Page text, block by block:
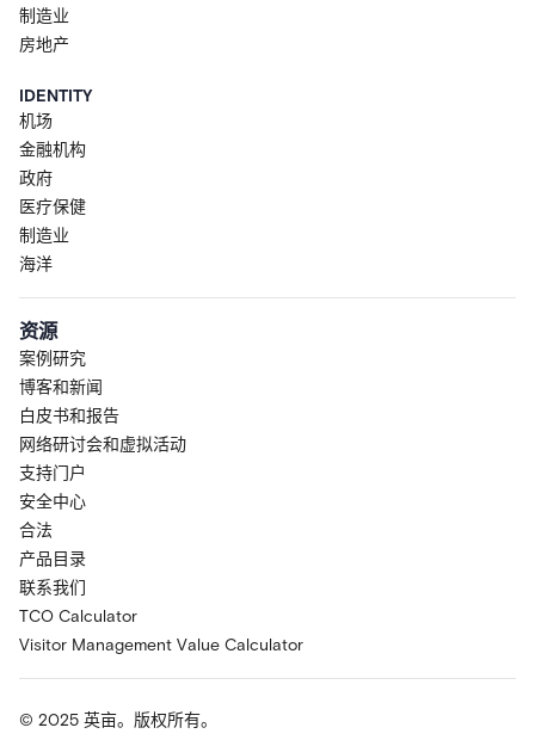
制造业
房地产
IDENTITY
机场
金融机构
政府
医疗保健
制造业
海洋
资源
案例研究
博客和新闻
白皮书和报告
网络研讨会和虚拟活动
支持门户
安全中心
合法
产品目录
联系我们
TCO Calculator
Visitor Management Value Calculator
© 2025 英亩。版权所有。